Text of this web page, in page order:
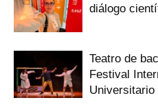
diálogo
Teatro de
Festival
Universitario